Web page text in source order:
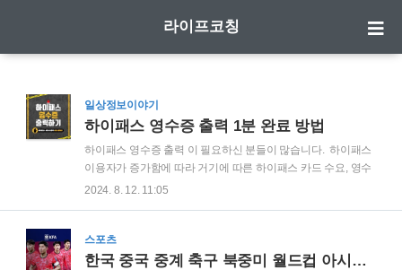
라이프코칭
일상정보이야기
하이패스 영수증 출력 1분 완료 방법
하이패스 영수증 출력 이 필요하신 분들이 많습니다. 하이패스
이용자가 증가함에 따라 거기에 따른 하이패스 카드 수요, 영수
증 출력과 같은 기타 서비스에 대한 수요도 함께 증가하고 있는
용하시는 분들은 도로비를 다시 회사에 청구해야 하기 때문에
증빙서류가 필요한데요. 특히, 하이패스를 이용하신다면 하이
2024. 8. 12. 11:05
스포츠
한국 중국 중계 축구 북중미 월드컵 아시아 예선 국가대표 실시간 생중계 라이브 시청